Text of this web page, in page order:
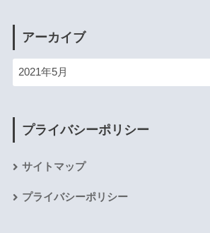
アーカイブ
プライバシーポリシー
サイトマップ
プライバシーポリシー